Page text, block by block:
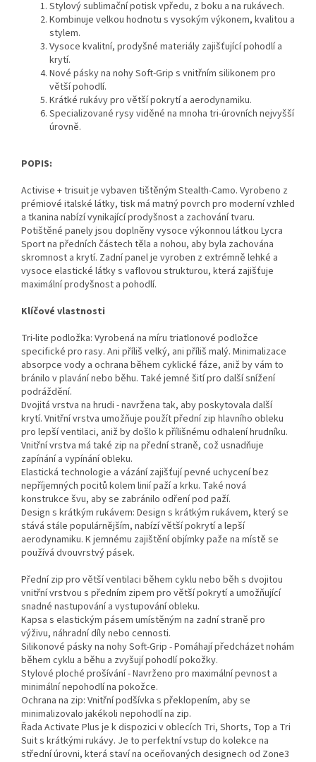
Stylový sublimační potisk vpředu, z boku a na rukávech.
Kombinuje velkou hodnotu s vysokým výkonem, kvalitou a
stylem.
Vysoce kvalitní, prodyšné materiály zajišťující pohodlí a
krytí.
Nové pásky na nohy Soft-Grip s vnitřním silikonem pro
větší pohodlí.
Krátké rukávy pro větší pokrytí a aerodynamiku.
Specializované rysy viděné na mnoha tri-úrovních nejvyšší
úrovně.
POPIS:
Activise + trisuit je vybaven tištěným Stealth-Camo. Vyrobeno z
prémiové italské látky, tisk má matný povrch pro moderní vzhled
a tkanina nabízí vynikající prodyšnost a zachování tvaru.
Potištěné panely jsou doplněny vysoce výkonnou látkou Lycra
Sport na předních částech těla a nohou, aby byla zachována
skromnost a krytí. Zadní panel je vyroben z extrémně lehké a
vysoce elastické látky s vaflovou strukturou, která zajišťuje
maximální prodyšnost a pohodlí.
Klíčové vlastnosti
Tri-lite podložka: Vyrobená na míru triatlonové podložce
specifické pro rasy. Ani příliš velký, ani příliš malý. Minimalizace
absorpce vody a ochrana během cyklické fáze, aniž by vám to
bránilo v plavání nebo běhu. Také jemné šití pro další snížení
podráždění.
Dvojitá vrstva na hrudi - navržena tak, aby poskytovala další
krytí. Vnitřní vrstva umožňuje použít přední zip hlavního obleku
pro lepší ventilaci, aniž by došlo k přílišnému odhalení hrudníku.
Vnitřní vrstva má také zip na přední straně, což usnadňuje
zapínání a vypínání obleku.
Elastická technologie a vázání zajišťují pevné uchycení bez
nepříjemných pocitů kolem linií paží a krku. Také nová
konstrukce švu, aby se zabránilo odření pod paží.
Design s krátkým rukávem: Design s krátkým rukávem, který se
stává stále populárnějším, nabízí větší pokrytí a lepší
aerodynamiku. K jemnému zajištění objímky paže na místě se
používá dvouvrstvý pásek.
Přední zip pro větší ventilaci během cyklu nebo běh s dvojitou
vnitřní vrstvou s předním zipem pro větší pokrytí a umožňující
snadné nastupování a vystupování obleku.
Kapsa s elastickým pásem umístěným na zadní straně pro
výživu, náhradní díly nebo cennosti.
Silikonové pásky na nohy Soft-Grip - Pomáhají předcházet nohám
během cyklu a běhu a zvyšují pohodlí pokožky.
Stylové ploché prošívání - Navrženo pro maximální pevnost a
minimální nepohodlí na pokožce.
Ochrana na zip: Vnitřní podšívka s překlopením, aby se
minimalizovalo jakékoli nepohodlí na zip.
Řada Activate Plus je k dispozici v oblecích Tri, Shorts, Top a Tri
Suit s krátkými rukávy. Je to perfektní vstup do kolekce na
střední úrovni, která staví na oceňovaných designech od Zone3
Powered by chaterimo